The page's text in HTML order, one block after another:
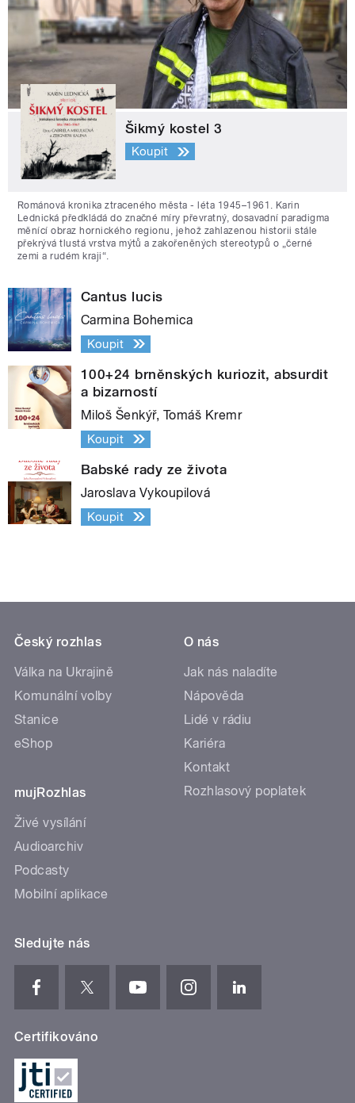
Šikmý kostel 3
Koupit
Románová kronika ztraceného města - léta 1945–1961. Karin
Lednická předkládá do značné míry převratný, dosavadní paradigma
měnící obraz hornického regionu, jehož zahlazenou historii stále
překrývá tlustá vrstva mýtů a zakořeněných stereotypů o „černé
zemi a rudém kraji“.
Cantus lucis
Carmina Bohemica
Koupit
100+24 brněnských kuriozit, absurdit
a bizarností
Miloš Šenkýř, Tomáš Kremr
Koupit
Babské rady ze života
Jaroslava Vykoupilová
Koupit
Český rozhlas
Válka na Ukrajině
Komunální volby
Stanice
eShop
mujRozhlas
Živé vysílání
Audioarchiv
Podcasty
Mobilní aplikace
O nás
Jak nás naladíte
Nápověda
Lidé v rádiu
Kariéra
Kontakt
Rozhlasový poplatek
Sledujte nás
Certifikováno